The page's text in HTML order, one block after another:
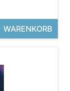
WARENKORB